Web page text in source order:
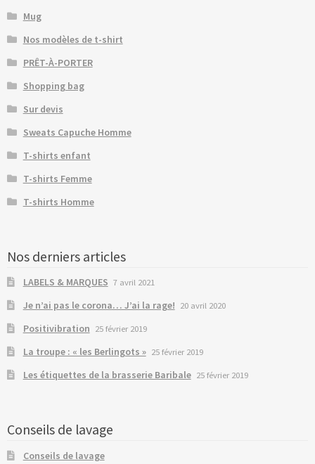
Mug
Nos modèles de t-shirt
PRÊT-À-PORTER
Shopping bag
Sur devis
Sweats Capuche Homme
T-shirts enfant
T-shirts Femme
T-shirts Homme
Nos derniers articles
LABELS & MARQUES 7 avril 2021
Je n’ai pas le corona… J’ai la rage! 20 avril 2020
Positivibration 25 février 2019
La troupe : « les Berlingots » 25 février 2019
Les étiquettes de la brasserie Baribale 25 février 2019
Conseils de lavage
Conseils de lavage